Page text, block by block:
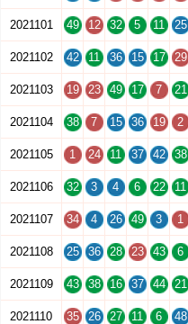
2021101 49 12 32 5 11 25
2021102 42 11 36 15 17 29
2021103 19 23 49 17 7 21
2021104 38 7 15 36 19 2
2021105 1 24 11 37 42 38
2021106 32 3 4 6 22 11
2021107 34 4 26 49 3 1
2021108 25 36 28 23 43 6
2021109 43 38 16 37 44 21
2021110 35 26 27 11 6 48